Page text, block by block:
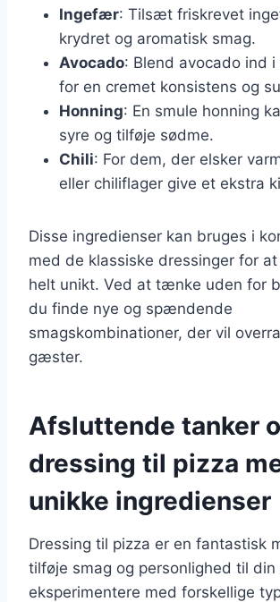
Ingefær: Tilsæt friskrevet
krydret og aromatisk smag.
Avocado: Blend avocado ind
for en cremet konsistens og
Honning: En smule honning
syre og tilføje sødme.
Chili: For dem, der elsker
eller chiliflager give et ekstra
Disse ingredienser kan bruges i
med de klassiske dressinger for
helt unikt. Ved at tænke uden for
du finde nye og spændende
smagskombinationer, der vil
gæster.
Afsluttende tanker
dressing til pizza
unikke ingredienser
Dressing til pizza er en fantastisk
tilføje smag og personlighed til
eksperimentere med forskellige